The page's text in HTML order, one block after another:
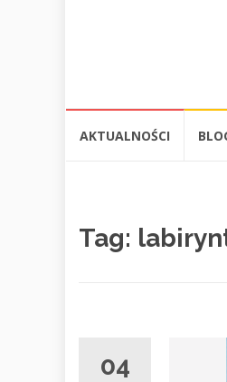
AKTUALNOŚCI
Tag:
04